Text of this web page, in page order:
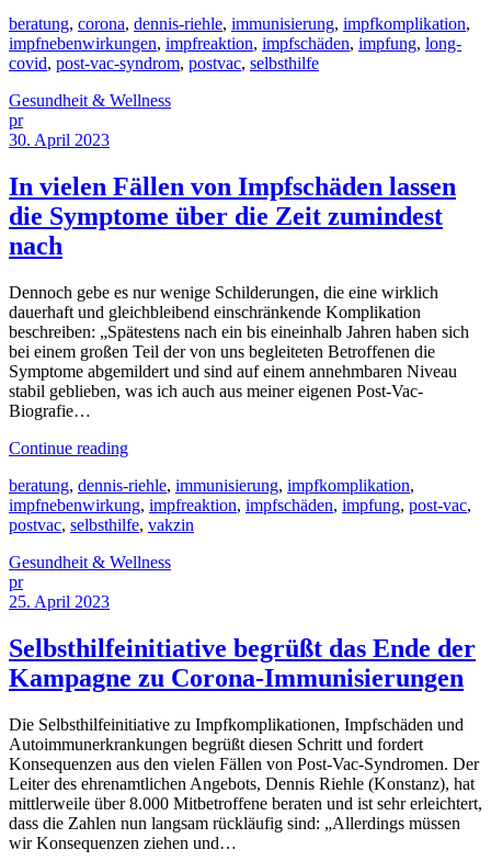
beratung, corona, dennis-riehle, immunisierung, impfkomplikation,
impfnebenwirkungen, impfreaktion, impfschäden, impfung, long-
covid, post-vac-syndrom, postvac, selbsthilfe
Gesundheit & Wellness
pr
30. April 2023
In vielen Fällen von Impfschäden lassen
die Symptome über die Zeit zumindest
nach
Dennoch gebe es nur wenige Schilderungen, die eine wirklich
dauerhaft und gleichbleibend einschränkende Komplikation
beschreiben: „Spätestens nach ein bis eineinhalb Jahren haben sich
bei einem großen Teil der von uns begleiteten Betroffenen die
Symptome abgemildert und sind auf einem annehmbaren Niveau
stabil geblieben, was ich auch aus meiner eigenen Post-Vac-
Biografie…
Continue reading
beratung, dennis-riehle, immunisierung, impfkomplikation,
impfnebenwirkung, impfreaktion, impfschäden, impfung, post-vac,
postvac, selbsthilfe, vakzin
Gesundheit & Wellness
pr
25. April 2023
Selbsthilfeinitiative begrüßt das Ende der
Kampagne zu Corona-Immunisierungen
Die Selbsthilfeinitiative zu Impfkomplikationen, Impfschäden und
Autoimmunerkrankungen begrüßt diesen Schritt und fordert
Konsequenzen aus den vielen Fällen von Post-Vac-Syndromen. Der
Leiter des ehrenamtlichen Angebots, Dennis Riehle (Konstanz), hat
mittlerweile über 8.000 Mitbetroffene beraten und ist sehr erleichtert,
dass die Zahlen nun langsam rückläufig sind: „Allerdings müssen
wir Konsequenzen ziehen und…